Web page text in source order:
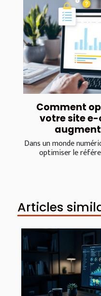
Comment
votre site
Dans un monde
optimiser le
Articles